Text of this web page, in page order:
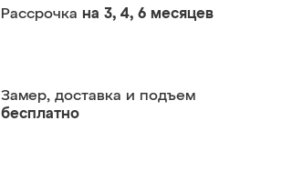
Рассрочка на 3, 4, 6 месяцев
Замер, доставка и подъем
бесплатно